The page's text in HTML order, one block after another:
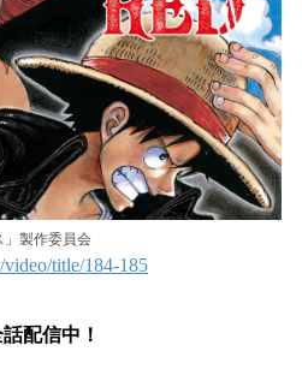
」製作委員会
video/title/184-185
配信中！